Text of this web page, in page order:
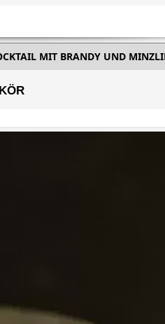
MIT BRANDY UND